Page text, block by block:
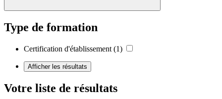
Type de formation
Certification d'établissement (1)
Afficher les résultats
Votre liste de résultats